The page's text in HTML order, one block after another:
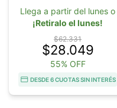
Llega a partir del lunes o
¡Retiralo el lunes!
$62.331
$28.049
55% OFF
DESDE 6 CUOTAS SIN INTERÉS